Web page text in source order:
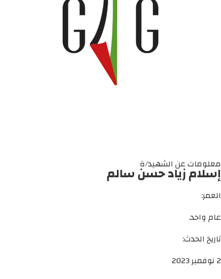
معلومات عن الشهيد/ة
إسلام زياد حسن سالم
العمر:
عام واحد.
تاريخ الحدث:
2 نوفمبر 2023